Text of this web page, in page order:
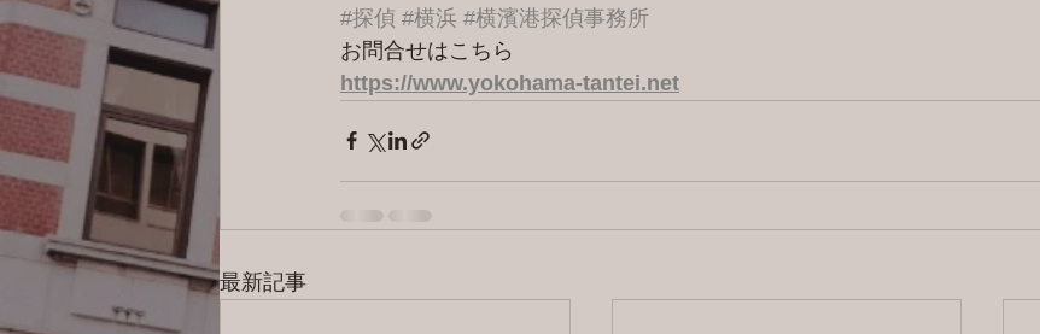
#探偵 #横浜 #横濱港探偵事務所
お問合せはこちら
https://www.yokohama-tantei.net
最新記事